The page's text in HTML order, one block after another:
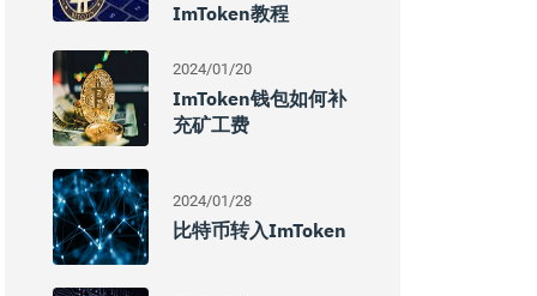
ImToken教程
2024/01/20
ImToken钱包如何补
充矿工费
2024/01/28
比特币转入imToken